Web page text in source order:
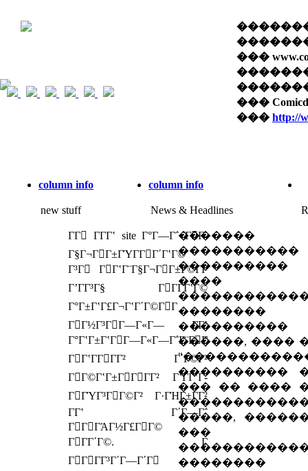
���
�������
���
��� http://
column info
new stuff
ΓΓ ΓΓ­Γʽ site Γ°Γ―Γ΅ ΓΓ­
Γ§Γ¬ΓΓ±ΓΎΓ­ΓΓ΄ΓʽΓ©
Γ³Γ ΓΓʽΓ¨Γ§Γ¬ΓΓ±Γ©Γ­Γ
ΓʼΓΓ³Γ§ ΓΓΓ­ΓʽΓ©
Γ°Γ±ΓʽΓ£Γ¬ΓʽΓ΄Γ©ΓΓ
ΓΓ½Γ³ΓΓ―Γ«Γ― Γ­Γʽ
Γ°ΓʽΓ±ΓʽΓΓ―Γ«Γ―Γ΅Γ¨ΓΓ
ΓΓʽΓ­ΓΓΓ² Γ΄Γ©Γ²
ΓΓ©ΓʽΓ±ΓΓΓΓ² ΓʽΓ­ΓʽΓ­
ΓΓΎΓ³ΓΓ©Γ² Γ·ΓΉΓ±ΓΓ²
Γ­Γʽ Γ΄Γ―Γ΅
ΓΓΓΆΓ½Γ£ΓΓ©
ΓΓΓ΄Γ©. Γ
ΓΓΓΓ³Γ΄Γ―Γ΄Γ
column info
News & Headlines
�������
�����������
����������
����
��������
����������
������, ����
����������
��� �� ����
�����,
���
��������